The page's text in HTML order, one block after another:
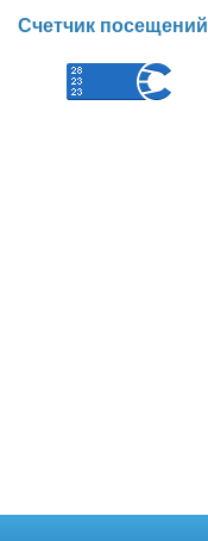
Счетчик посещений